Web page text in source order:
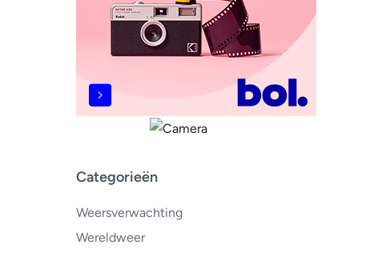
Categorieën
Weersverwachting
Wereldweer